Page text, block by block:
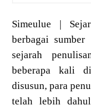
Simeulue |
berbagai
sejarah
beberapa kali
disusun, para
telah lebih